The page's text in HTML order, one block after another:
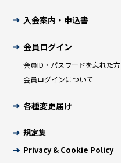
入会案内・申込書
会員ログイン
会員ID・パスワードを忘れた方
会員ログインについて
各種変更届け
規定集
Privacy & Cookie Policy